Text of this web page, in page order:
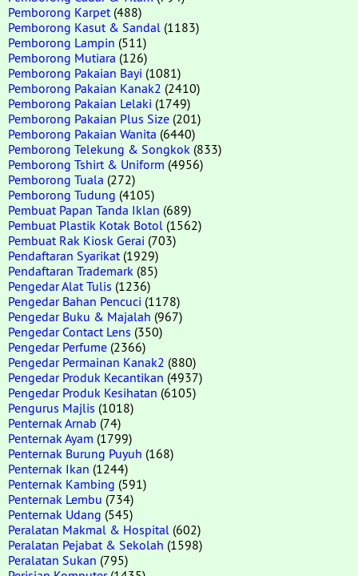
Pemborong Karpet (488)
Pemborong Kasut & Sandal (1183)
Pemborong Lampin (511)
Pemborong Mutiara (126)
Pemborong Pakaian Bayi (1081)
Pemborong Pakaian Kanak2 (2410)
Pemborong Pakaian Lelaki (1749)
Pemborong Pakaian Plus Size (201)
Pemborong Pakaian Wanita (6440)
Pemborong Telekung & Songkok (833)
Pemborong Tshirt & Uniform (4956)
Pemborong Tuala (272)
Pemborong Tudung (4105)
Pembuat Papan Tanda Iklan (689)
Pembuat Plastik Kotak Botol (1562)
Pembuat Rak Kiosk Gerai (703)
Pendaftaran Syarikat (1929)
Pendaftaran Trademark (85)
Pengedar Alat Tulis (1236)
Pengedar Bahan Pencuci (1178)
Pengedar Buku & Majalah (967)
Pengedar Contact Lens (350)
Pengedar Perfume (2366)
Pengedar Permainan Kanak2 (880)
Pengedar Produk Kecantikan (4937)
Pengedar Produk Kesihatan (6105)
Pengurus Majlis (1018)
Penternak Arnab (74)
Penternak Ayam (1799)
Penternak Burung Puyuh (168)
Penternak Ikan (1244)
Penternak Kambing (591)
Penternak Lembu (734)
Penternak Udang (545)
Peralatan Makmal & Hospital (602)
Peralatan Pejabat & Sekolah (1598)
Peralatan Sukan (795)